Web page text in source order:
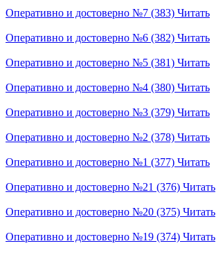
Оперативно и достоверно №7 (383) Читать
Оперативно и достоверно №6 (382) Читать
Оперативно и достоверно №5 (381) Читать
Оперативно и достоверно №4 (380) Читать
Оперативно и достоверно №3 (379) Читать
Оперативно и достоверно №2 (378) Читать
Оперативно и достоверно №1 (377) Читать
Оперативно и достоверно №21 (376) Читать
Оперативно и достоверно №20 (375) Читать
Оперативно и достоверно №19 (374) Читать